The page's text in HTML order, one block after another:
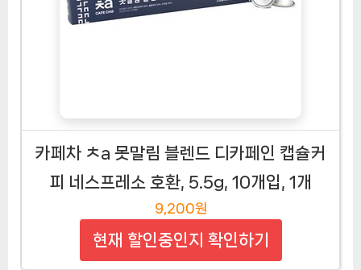
카페차 ㅊa 못말림 블렌드 디카페인 캡슐커
피 네스프레소 호환, 5.5g, 10개입, 1개
9,200원
현재 할인중인지 확인하기